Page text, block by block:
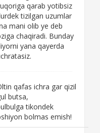
qarab yotibsiz
tizilgan uzumlar
mani olib ye deb
chaqiradi. Bunday
yana qayerda
qafas ichra gar qizil
butsa,
tikondek
bolmas emish!